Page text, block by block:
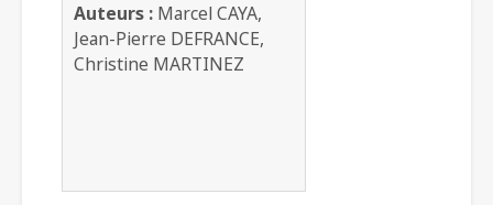
Auteurs : Marcel CAYA,
Jean-Pierre DEFRANCE,
Christine MARTINEZ